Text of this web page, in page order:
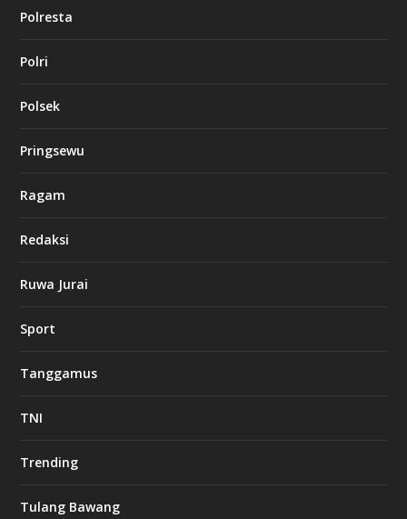
Polresta
Polri
Polsek
Pringsewu
Ragam
Redaksi
Ruwa Jurai
Sport
Tanggamus
TNI
Trending
Tulang Bawang